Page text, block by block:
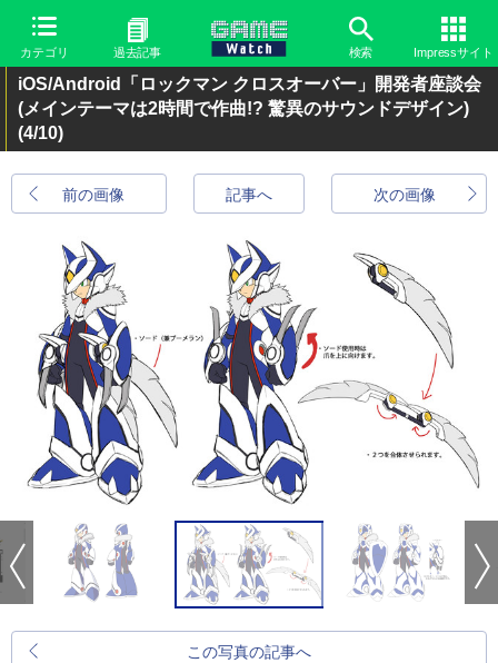
カテゴリ 過去記事 検索 Impressサイト
iOS/Android「ロックマン クロスオーバー」開発者座談会
(メインテーマは2時間で作曲!? 驚異のサウンドデザイン)
(4/10)
前の画像 次の画像
記事へ
この写真の記事へ